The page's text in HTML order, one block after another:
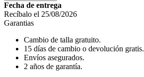
Fecha de entrega
Recíbalo el 25/08/2026
Garantias
Cambio de talla gratuito.
15 días de cambio o devolución gratis.
Envíos asegurados.
2 años de garantía.